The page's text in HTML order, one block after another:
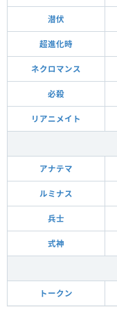
潜伏
超進化時
ネクロマンス
必殺
リアニメイト
アナテマ
ルミナス
兵士
式神
トークン